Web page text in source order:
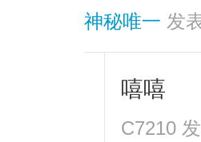
神秘唯一 发
嘻嘻
C7210